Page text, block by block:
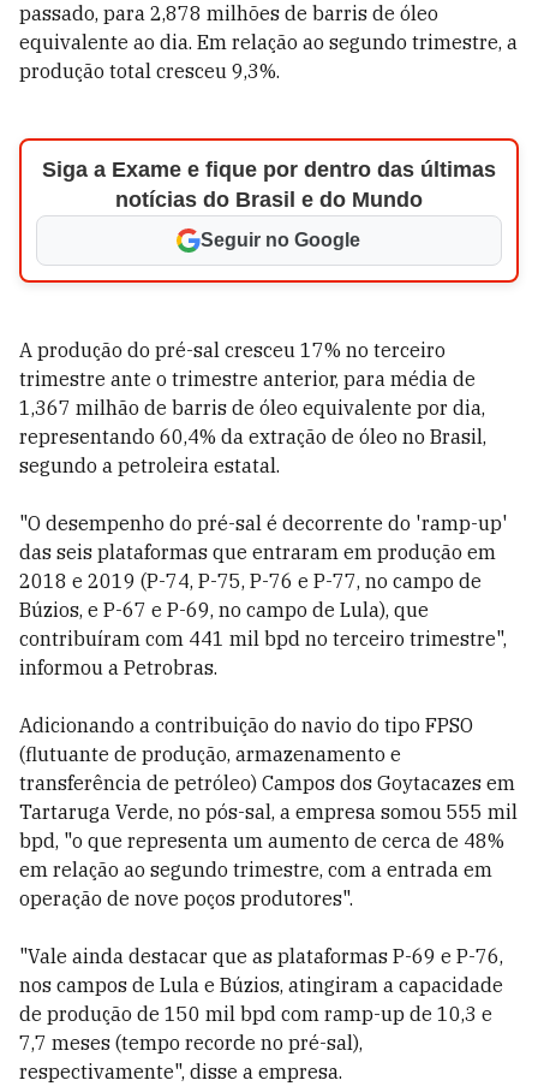
passado, para 2,878 milhões de barris de óleo
equivalente ao dia. Em relação ao segundo trimestre, a
produção total cresceu 9,3%.
Siga a Exame e fique por dentro das últimas
notícias do Brasil e do Mundo
Seguir no Google
A produção do pré-sal cresceu 17% no terceiro
trimestre ante o trimestre anterior, para média de
1,367 milhão de barris de óleo equivalente por dia,
representando 60,4% da extração de óleo no Brasil,
segundo a petroleira estatal.
"O desempenho do pré-sal é decorrente do 'ramp-up'
das seis plataformas que entraram em produção em
2018 e 2019 (P-74, P-75, P-76 e P-77, no campo de
Búzios, e P-67 e P-69, no campo de Lula), que
contribuíram com 441 mil bpd no terceiro trimestre",
informou a Petrobras.
Adicionando a contribuição do navio do tipo FPSO
(flutuante de produção, armazenamento e
transferência de petróleo) Campos dos Goytacazes em
Tartaruga Verde, no pós-sal, a empresa somou 555 mil
bpd, "o que representa um aumento de cerca de 48%
em relação ao segundo trimestre, com a entrada em
operação de nove poços produtores".
"Vale ainda destacar que as plataformas P-69 e P-76,
nos campos de Lula e Búzios, atingiram a capacidade
de produção de 150 mil bpd com ramp-up de 10,3 e
7,7 meses (tempo recorde no pré-sal),
respectivamente", disse a empresa.